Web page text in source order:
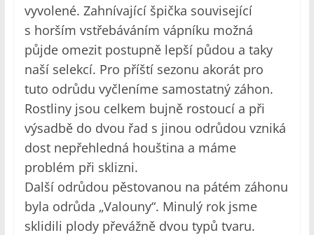
vyvolené. Zahnívající špička související
s horším vstřebáváním vápníku možná
půjde omezit postupně lepší půdou a taky
naší selekcí. Pro příští sezonu akorát pro
tuto odrůdu vyčleníme samostatný záhon.
Rostliny jsou celkem bujně rostoucí a při
výsadbě do dvou řad s jinou odrůdou vzniká
dost nepřehledná houština a máme
problém při sklizni.
Další odrůdou pěstovanou na pátém záhonu
byla odrůda „Valouny“. Minulý rok jsme
sklidili plody převážně dvou typů tvaru.